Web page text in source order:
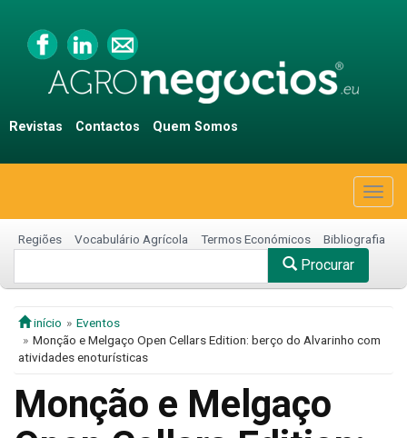
Revistas Contactos Quem Somos
Regiões Vocabulário Agrícola Termos Económicos Bibliografia
Procurar
início
Eventos
Monção e Melgaço Open Cellars Edition: berço do Alvarinho com
atividades enoturísticas
Monção e Melgaço